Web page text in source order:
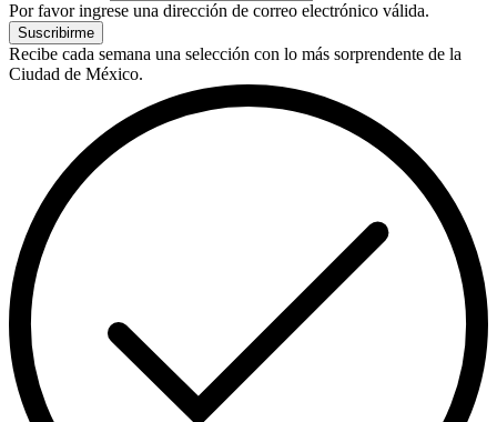
Por favor ingrese una dirección de correo electrónico válida.
Suscribirme
Recibe cada semana una selección con lo más sorprendente de la
Ciudad de México.